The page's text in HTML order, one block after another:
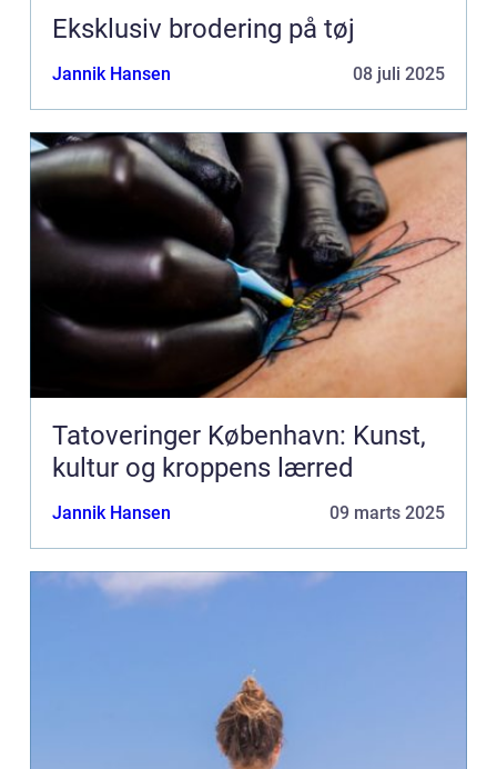
Eksklusiv brodering på tøj
Jannik Hansen 08 juli 2025
Tatoveringer København: Kunst,
kultur og kroppens lærred
Jannik Hansen 09 marts 2025